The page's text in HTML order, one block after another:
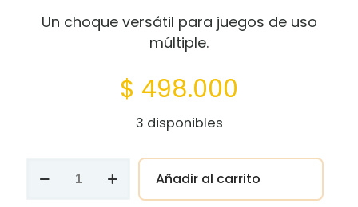
Un choque versátil para juegos de uso
múltiple.
$ 498.000
3 disponibles
Añadir al carrito